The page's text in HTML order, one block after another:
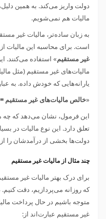
دولت واریز می‌کند. به همین
مالیات هم نمی‌شویم.
به زبان ساده‌تر، مالیات غیر
است. برای محاسبه این مالیات
غیر مستقیم» استفاده می‌کنند.
مالیات‌های غیر مستقیم (مثل
یارانه‌هایی که خودش داده. به
«خالص مالیات‌های غیر مستقیم
این فرمول، نشان می‌دهد که چه
تعلق دارد. این نوع مالیات در
دولت‌ها بخشی از درآمدشان را
چند مثال از مالیات غیر مستقیم
برای درک بهتر مالیات غیر
که روزانه می‌پردازیم، دقت کنیم.
متوجه باشیم در حال پرداخت
غیر مستقیم عبارت‌اند از: